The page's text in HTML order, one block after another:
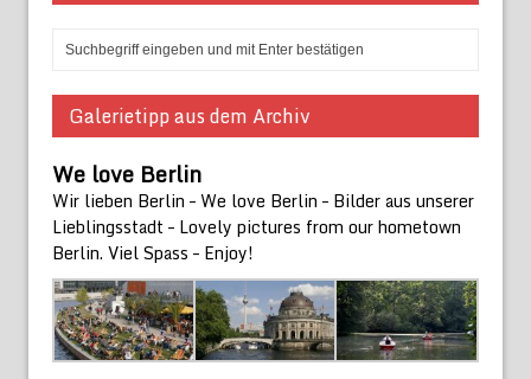
Galerietipp aus dem Archiv
We love Berlin
Wir lieben Berlin – We love Berlin – Bilder aus unserer
Lieblingsstadt – Lovely pictures from our hometown
Berlin. Viel Spass – Enjoy!